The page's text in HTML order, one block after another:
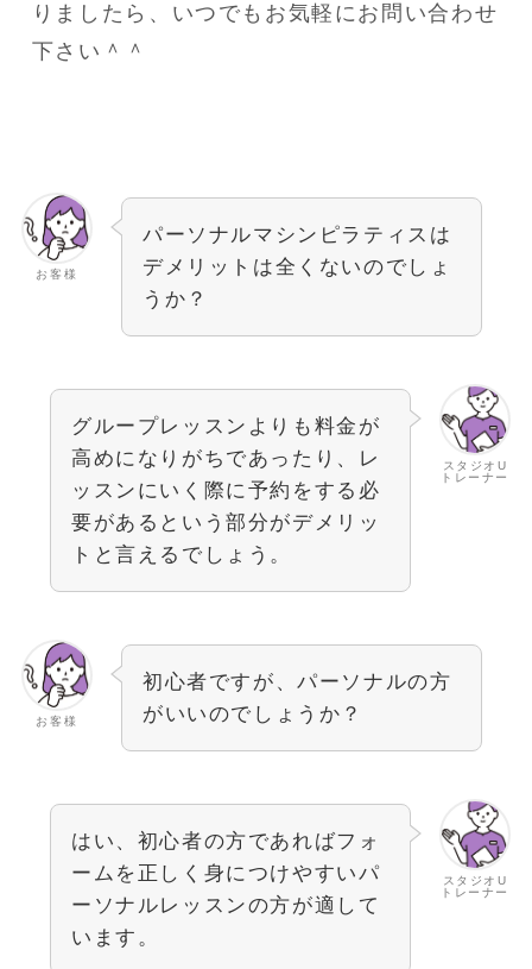
りましたら、いつでもお気軽にお問い合わせ
下さい＾＾
お客様
パーソナルマシンピラティスは
デメリットは全くないのでしょ
うか？
スタジオU
トレーナー
グループレッスンよりも料金が
高めになりがちであったり、レ
ッスンにいく際に予約をする必
要があるという部分がデメリッ
トと言えるでしょう。
お客様
初心者ですが、パーソナルの方
がいいのでしょうか？
スタジオU
トレーナー
はい、初心者の方であればフォ
ームを正しく身につけやすいパ
ーソナルレッスンの方が適して
います。